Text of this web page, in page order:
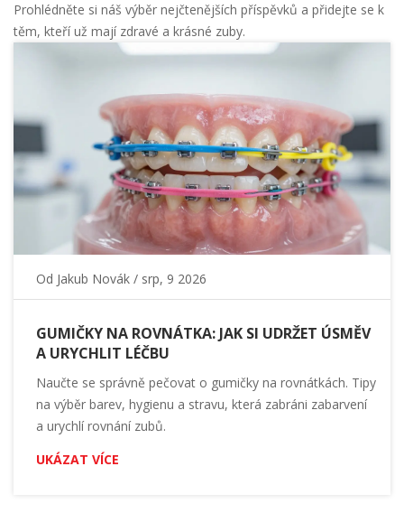
Prohlédněte si náš výběr nejčtenějších příspěvků a přidejte se k
těm, kteří už mají zdravé a krásné zuby.
Od Jakub Novák / srp, 9 2026
GUMIČKY NA ROVNÁTKA: JAK SI UDRŽET ÚSMĚV
A URYCHLIT LÉČBU
Naučte se správně pečovat o gumičky na rovnátkách. Tipy
na výběr barev, hygienu a stravu, která zabráni zabarvení
a urychlí rovnání zubů.
UKÁZAT VÍCE